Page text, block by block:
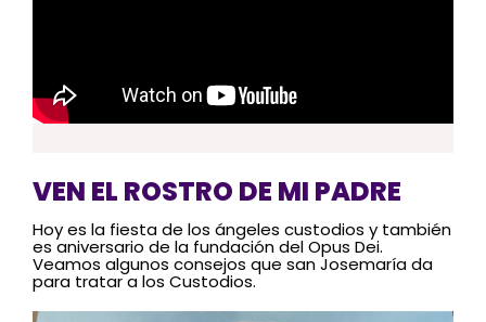
VEN EL ROSTRO DE MI PADRE
Hoy es la fiesta de los ángeles custodios y también
es aniversario de la fundación del Opus Dei.
Veamos algunos consejos que san Josemaría da
para tratar a los Custodios.